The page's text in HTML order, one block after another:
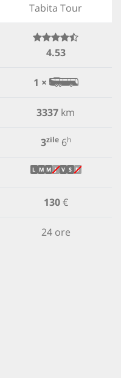
Tabita Tour
4.53
1 ×
3337 km
3zile6h
L M M J V S D
130€
24 ore